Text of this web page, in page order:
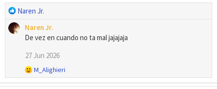
R
a
n
Naren Jr.
Naren Jr.
De vez en cuando no ta mal jajajaja
27 Jun 2026
R
e
M_Alighieri